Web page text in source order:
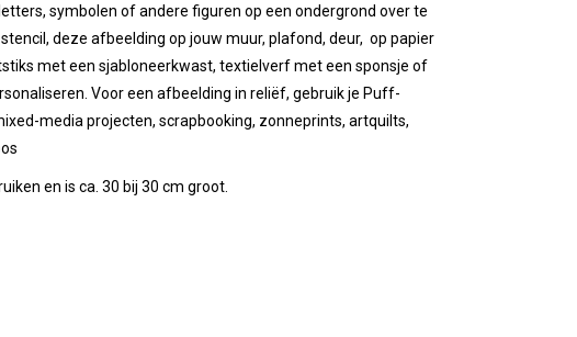
symbolen of andere figuren op een ondergrond over te
deze afbeelding op jouw muur, plafond, deur, op papier
met een sjabloneerkwast, textielverf met een sponsje of
Voor een afbeelding in reliëf, gebruik je Puff-
media projecten, scrapbooking, zonneprints, artquilts,
en is ca. 30 bij 30 cm groot.